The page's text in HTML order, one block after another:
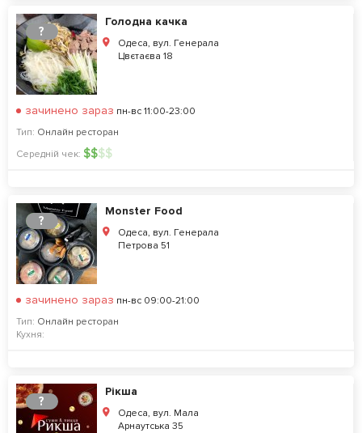
?
Голодна качка
Одеса, вул. Генерала
Цвєтаєва 18
зачинено зараз пн-вс 11:00-23:00
Тип: Онлайн ресторан
Середній чек: $$$$
?
Monster Food
Одеса, вул. Генерала
Петрова 51
зачинено зараз пн-вс 09:00-21:00
Тип: Онлайн ресторан
Кухня:
?
Рікша
Одеса, вул. Мала
Арнаутська 35